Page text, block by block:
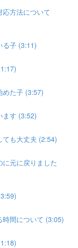
方法について
る子 (3:11)
めた子 (3:57)
ます (3:52)
ても大丈夫 (2:54)
元に戻りました
時間について (3:05)